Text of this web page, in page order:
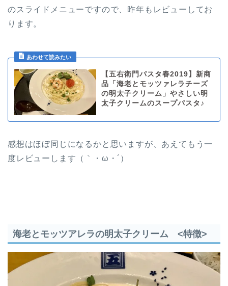
のスライドメニューですので、昨年もレビューしてお
ります。
【五右衛門パスタ春2019】新商
品「海老とモッツァレラチーズ
の明太子クリーム」やさしい明
太子クリームのスープパスタ♪
感想はほぼ同じになるかと思いますが、あえてもう一
度レビューします（｀・ω・´）
海老とモッツアレラの明太子クリーム <特徴>